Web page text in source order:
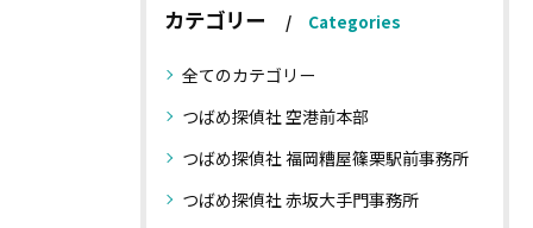
カテゴリー Categories
全てのカテゴリー
つばめ探偵社 空港前本部
つばめ探偵社 福岡糟屋篠栗駅前事務所
つばめ探偵社 赤坂大手門事務所